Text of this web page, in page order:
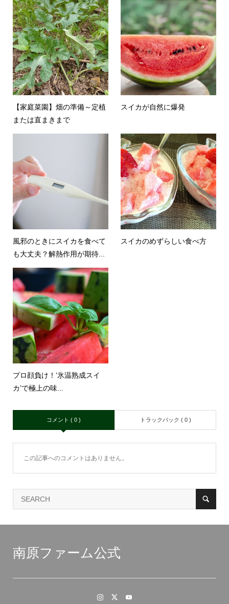
【家庭菜園】畑の準備～定植
または直まきまで
スイカが自然に爆発
風邪のときにスイカを食べて
も大丈夫？解熱作用が期待...
スイカのめずらしい食べ方
プロ顔負け！’氷温熟成スイ
カ’で極上の味...
コメント ( 0 ) トラックバック ( 0 )
この記事へのコメントはありません。
南原ファーム公式